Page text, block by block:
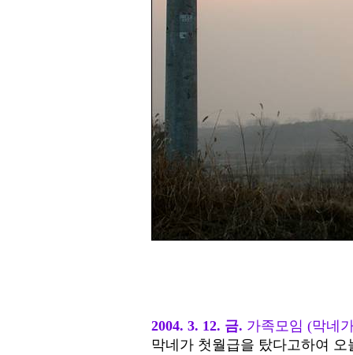
2004. 3. 12. 금. 가족모임 (막네
막네가 첫월급을 탔다고하여